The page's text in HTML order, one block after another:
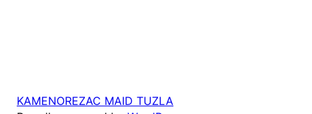
KAMENOREZAC MAID TUZLA